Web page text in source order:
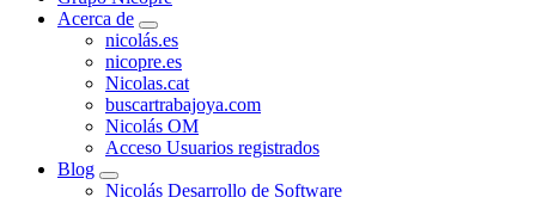
Acerca de
nicolás.es
nicopre.es
Nicolas.cat
buscartrabajoya.com
Nicolás OM
Acceso Usuarios registrados
Blog
Nicolás Desarrollo de Software